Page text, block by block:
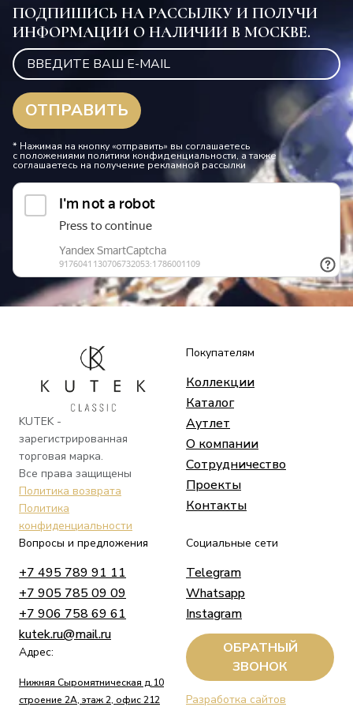
ПОДПИШИСЬ НА РАССЫЛКУ И ПОЛУЧИ
ИНФОРМАЦИИ О НАЛИЧИИ В МОСКВЕ.
* Нажимая на кнопку «отправить» вы соглашаетесь
с положениями политики конфиденциальности, а также
соглашаетесь на получение рекламной рассылки
KUTEK -
зарегистрированная
торговая марка.
Все права защищены
Политика возврата
Политика
конфиденциальности
Покупателям
Коллекции
Каталог
Аутлет
О компании
Сотрудничество
Проекты
Контакты
Вопросы и предложения
+7 495 789 91 11
+7 905 785 09 09
+7 906 758 69 61
kutek.ru@mail.ru
Адрес:
Нижняя Сыромятническая д.10
строение 2А, этаж 2, офис 212
Социальные сети
Telegram
Whatsapp
Instagram
ОБРАТНЫЙ
ЗВОНОК
Разработка сайтов